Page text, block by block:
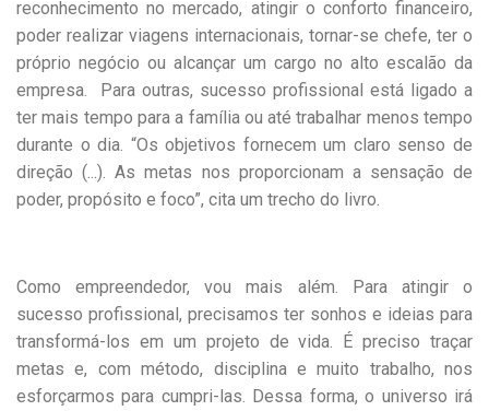
reconhecimento no mercado, atingir o conforto financeiro,
poder realizar viagens internacionais, tornar-se chefe, ter o
próprio negócio ou alcançar um cargo no alto escalão da
empresa. Para outras, sucesso profissional está ligado a
ter mais tempo para a família ou até trabalhar menos tempo
durante o dia. “Os objetivos fornecem um claro senso de
direção (...). As metas nos proporcionam a sensação de
poder, propósito e foco”, cita um trecho do livro.
Como empreendedor, vou mais além. Para atingir o
sucesso profissional, precisamos ter sonhos e ideias para
transformá-los em um projeto de vida. É preciso traçar
metas e, com método, disciplina e muito trabalho, nos
esforçarmos para cumpri-las. Dessa forma, o universo irá